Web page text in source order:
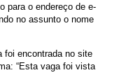
para o endereço de e-
no assunto o nome
foi encontrada no site
“Esta vaga foi vista